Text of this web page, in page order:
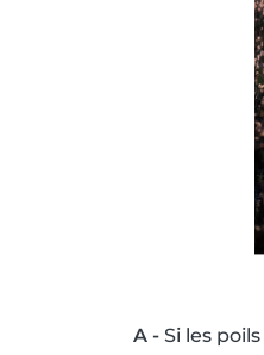
A - Si les